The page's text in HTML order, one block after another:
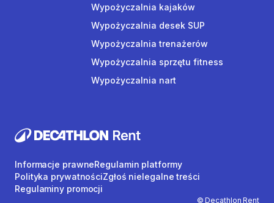
Wypożyczalnia kajaków
Wypożyczalnia desek SUP
Wypożyczalnia trenażerów
Wypożyczalnia sprzętu fitness
Wypożyczalnia nart
© Decathlon Rent
Informacje prawneRegulamin platformy
Polityka prywatnościZgłoś nielegalne treści
Regulaminy promocji